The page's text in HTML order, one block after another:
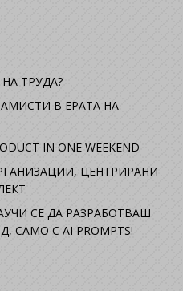
ТРУДА?
В ЕРАТА НА
IN ONE WEEKEND
ЦЕНТРИРАНИ
СЕ ДА РАЗРАБОТВАШ
С AI PROMPTS!